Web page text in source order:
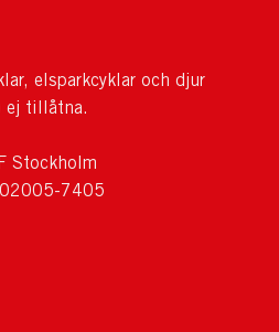
elsparkcyklar och djur
ej tillåtna.
Stockholm
7405